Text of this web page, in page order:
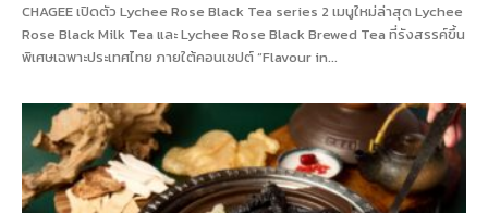
CHAGEE เปิดตัว Lychee Rose Black Tea series 2 เมนูใหม่ล่าสุด Lychee
Rose Black Milk Tea และ Lychee Rose Black Brewed Tea ที่รังสรรค์ขึ้น
พิเศษเฉพาะประเทศไทย ภายใต้คอนเซปต์ “Flavour in...